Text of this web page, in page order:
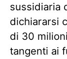
sussidiaria
dichiararsi
di 30
tangenti ai